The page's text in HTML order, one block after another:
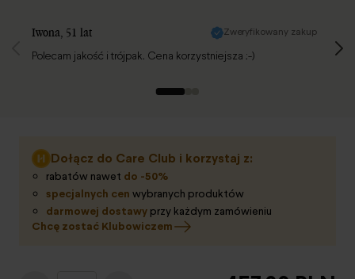
Iwona, 51 lat
Polecam jakość i trójpak. Cena korzystniejsza :-)
Zweryfikowany zakup
Dołącz do Care Club i korzystaj z:
rabatów nawet do -50%
specjalnych cen wybranych produktów
darmowej dostawy przy każdym zamówieniu
Chcę zostać Klubowiczem